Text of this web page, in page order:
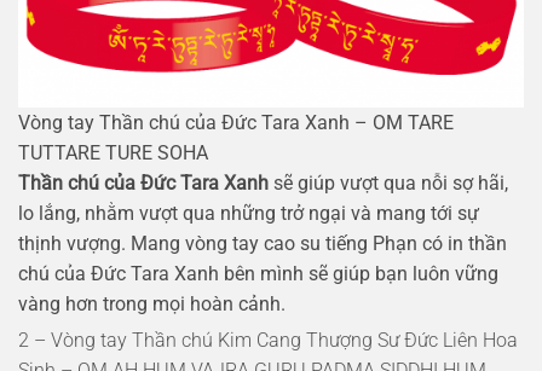
Vòng tay Thần chú của Đức Tara Xanh – OM TARE
TUTTARE TURE SOHA
Thần chú của Đức Tara Xanh sẽ giúp vượt qua nỗi sợ hãi,
lo lắng, nhằm vượt qua những trở ngại và mang tới sự
thịnh vượng. Mang vòng tay cao su tiếng Phạn có in thần
chú của Đức Tara Xanh bên mình sẽ giúp bạn luôn vững
vàng hơn trong mọi hoàn cảnh.
2 – Vòng tay Thần chú Kim Cang Thượng Sư Đức Liên Hoa